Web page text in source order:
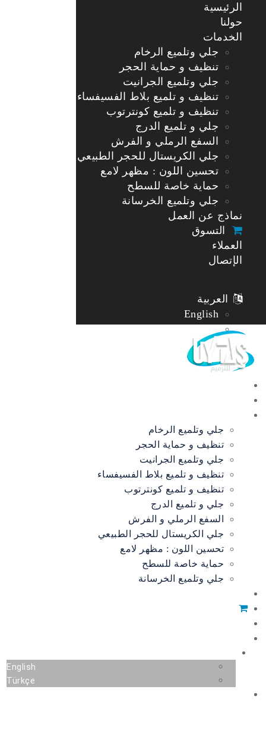
الرئيسية
حولنا
الخدمات
جلي وتلميع الرخام
تنظيف و حماية الحجر
جلي وتلميع الجرانيت
تنظيف و تلميع بلاط الفسيفساء
تنظيف و تلميع كونترتوب
جلي و تلميع الدرج
السفع الرملي و الفرش
جلي الكريستال للحجر الطبيعي
تحسين اللون : مظهر لامع
حماية خاصة للسطح
جلي وتلميع الخرسانة
نماذج عن العمل
التسوق
العملاء
الإتصال
العربية
English
جلي وتلميع الرخام
تنظيف و حماية الحجر
جلي وتلميع الجرانيت
تنظيف و تلميع بلاط الفسيفساء
تنظيف و تلميع كونترتوب
جلي و تلميع الدرج
السفع الرملي و الفرش
جلي الكريستال للحجر الطبيعي
تحسين اللون : مظهر لامع
حماية خاصة للسطح
جلي وتلميع الخرسانة
English
Türkçe